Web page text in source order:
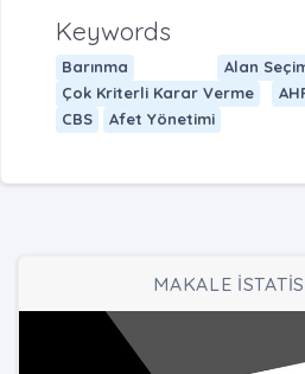
Keywords
Barınma Alan
Çok Kriterli Karar Verme
CBS
Afet Yönetimi
MAKALE